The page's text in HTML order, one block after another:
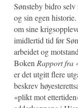
Sønsteby bidro
og sin egen
om sine
imidlertid tid før
arbeidet og
Boken Rapport fra
er det utgitt flere
beskrev
«plikt mot